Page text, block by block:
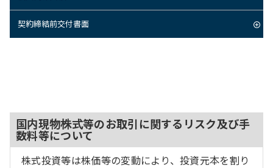
契約締結前交付書面
国内現物株式等のお取引に関するリスク及び手
数料等について
株式投資等は株価等の変動により、投資元本を割り